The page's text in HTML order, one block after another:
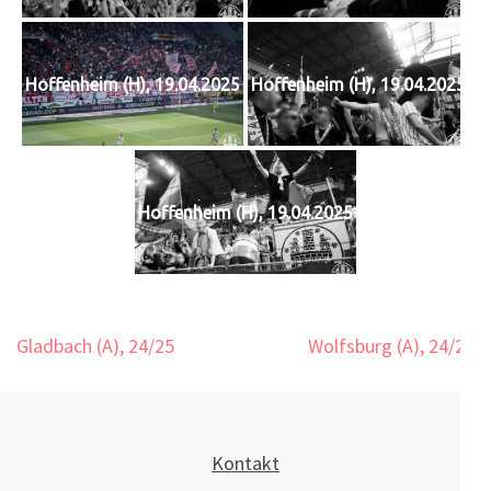
Hoffenheim (H), 19.04.2025 Hoffenheim (H), 19.04.2025
Hoffenheim (H), 19.04.2025
Beitragsnavigation
Gladbach (A), 24/25 Wolfsburg (A), 24/25
Kontakt